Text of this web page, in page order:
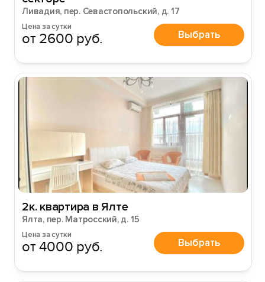
Ливадия, пер. Севастопольский, д. 17
Цена за сутки
от 2600 руб. Выбрать
2к. квартира в Ялте
Ялта, пер. Матросский, д. 15
Цена за сутки
от 4000 руб. Выбрать